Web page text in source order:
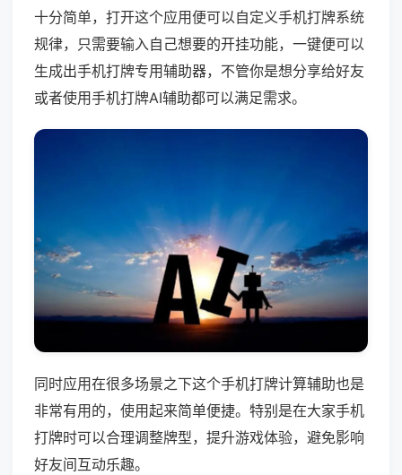
十分简单，打开这个应用便可以自定义手机打牌系统
规律，只需要输入自己想要的开挂功能，一键便可以
生成出手机打牌专用辅助器，不管你是想分享给好友
或者使用手机打牌AI辅助都可以满足需求。
同时应用在很多场景之下这个手机打牌计算辅助也是
非常有用的，使用起来简单便捷。特别是在大家手机
打牌时可以合理调整牌型，提升游戏体验，避免影响
好友间互动乐趣。